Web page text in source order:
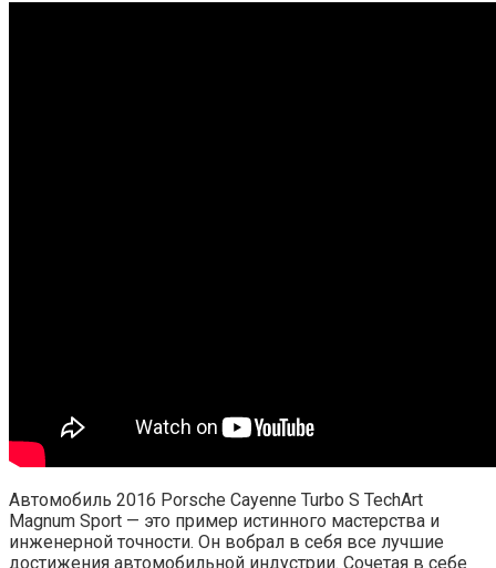
Автомобиль 2016 Porsche Cayenne Turbo S TechArt
Magnum Sport — это пример истинного мастерства и
инженерной точности. Он вобрал в себя все лучшие
достижения автомобильной индустрии. Сочетая в себе